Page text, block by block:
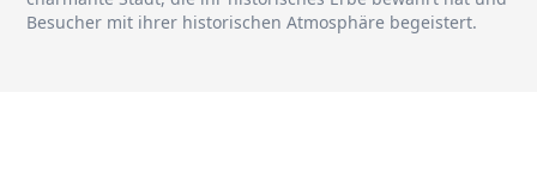
Besucher mit ihrer historischen Atmosphäre begeistert.